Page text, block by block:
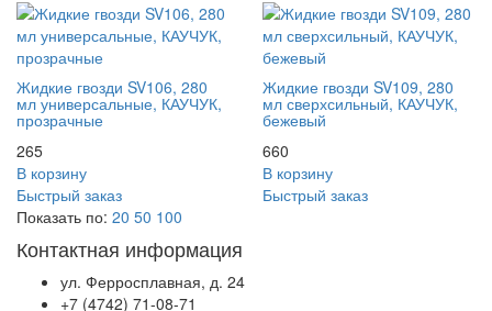
Жидкие гвозди SV106, 280
мл универсальные, КАУЧУК,
прозрачные
265
В корзину
Быстрый заказ
Жидкие гвозди SV109, 280
мл сверхсильный, КАУЧУК,
бежевый
660
В корзину
Быстрый заказ
Показать по: 20 50 100
Контактная информация
ул. Ферросплавная, д. 24
+7 (4742) 71-08-71